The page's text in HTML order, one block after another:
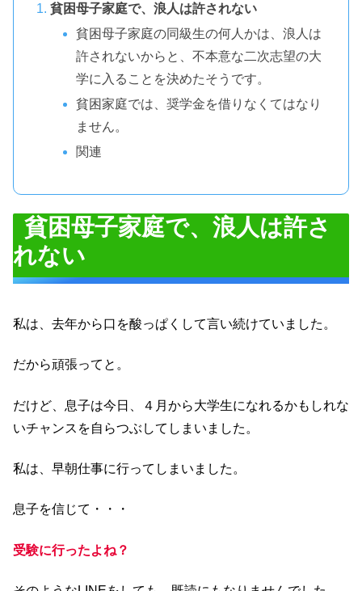
貧困母子家庭で、浪人は許されない
貧困母子家庭の同級生の何人かは、浪人は
許されないからと、不本意な二次志望の大
学に入ることを決めたそうです。
貧困家庭では、奨学金を借りなくてはなり
ません。
関連
貧困母子家庭で、浪人は許さ
れない
私は、去年から口を酸っぱくして言い続けていました。
だから頑張ってと。
だけど、息子は今日、４月から大学生になれるかもしれな
いチャンスを自らつぶしてしまいました。
私は、早朝仕事に行ってしまいました。
息子を信じて・・・
受験に行ったよね？